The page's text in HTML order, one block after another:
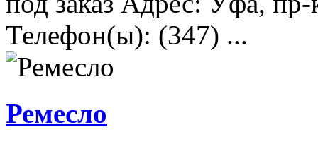
Телефон(ы): (347) ...
Ремесло